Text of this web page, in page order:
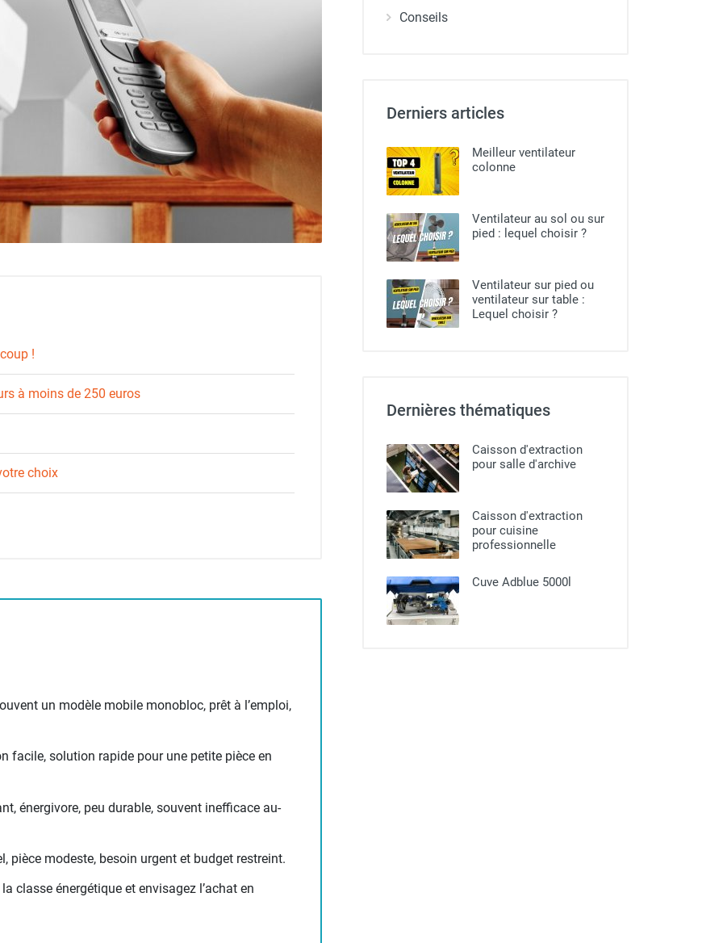
!
à moins de 250 euros
choix
un modèle mobile monobloc, prêt à l’emploi,
facile, solution rapide pour une petite pièce en
énergivore, peu durable, souvent inefficace au-
pièce modeste, besoin urgent et budget restreint.
classe énergétique et envisagez l’achat en
Conseils
Derniers articles
Meilleur ventilateur
colonne
Ventilateur au sol ou sur
pied​ : lequel choisir ?
Ventilateur sur pied ou
ventilateur sur table :
Lequel choisir ?
Dernières thématiques
Caisson d'extraction
pour salle d'archive
Caisson d'extraction
pour cuisine
professionnelle​
Cuve Adblue 5000l